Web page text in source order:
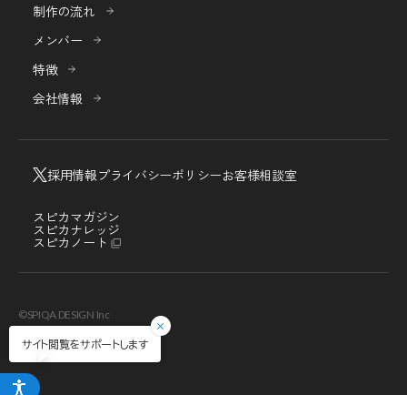
サイト閲覧をサポートします
制作の流れ
メンバー
特徴
会社情報
採用情報プライバシーポリシーお客様相談室
スピカマガジン
スピカナレッジ
スピカノート
©SPIQA DESIGN Inc